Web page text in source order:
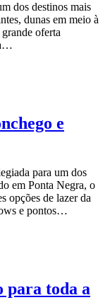
dos destinos mais
dunas em meio à
oferta
e
para um dos
em Ponta Negra, o
opções de lazer da
e pontos…
para toda a